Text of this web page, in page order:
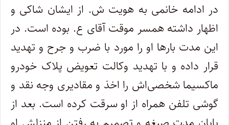
در ادامه خانمی به هویت ش. از ایشان شاکی و
اظهار داشته همسر موقت آقای ع. بوده است. در
این مدت بارها او را مورد با ضرب و جرح و تهدید
قرار داده و با تهدید وکالت تعویض پلاک خودرو
ماکسیما شخصی‌اش را اخذ و مقادیری وجه نقد و
گوشی تلفن همراه از او سرقت کرده است. بعد از